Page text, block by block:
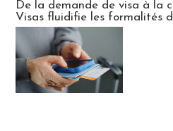
De la demande de visa à la
Visas fluidifie les formalités